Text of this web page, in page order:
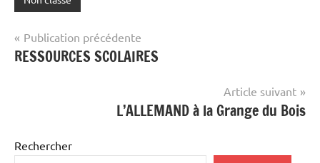
Navigation
de
Publication précédente
RESSOURCES SCOLAIRES
Article suivant
L’ALLEMAND à la Grange du Bois
Rechercher